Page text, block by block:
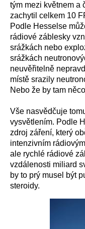
tým mezi květnem a
zachytil celkem 10
Podle Hesselse
rádiové záblesky
srážkách nebo
srážkách
neuvěřitelně
místě srazily
Nebo že by tam
Vše nasvědčuje
vysvětlením. Podle
zdroj záření, který
intenzivním
ale rychlé rádiové
vzdálenosti miliard
by to prý musel být
steroidy.